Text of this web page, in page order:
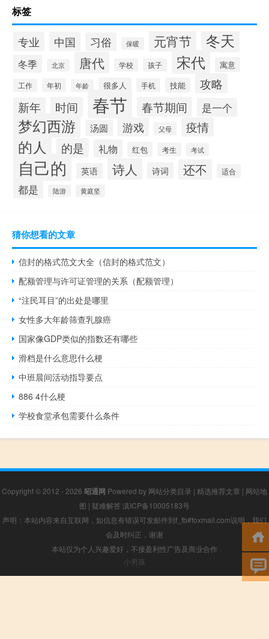
标签
专业 中国 习俗 保暖 元宵节 冬天
冬季 北京 唐代 学校 孩子 宋代 寓意
工作 年初 年龄 很多人 手机 技能 攻略
新年 时间 春节 春节期间 是一个
梦幻西游 汤圆 游戏 父母 疫情
的人 的是 礼物 红包 考生 考试
自己的 英语 诗人 诗词 还不 适合
都是 陆游 黄庭坚
猜你想看的文章
信封的格式范文大全（信封的格式范文）
配额管理与许可证管理的关系（配额管理）
“注民耳目”的出处是哪里
女性多大年龄筛查乳腺癌
国家像GDP类似的指数还有哪些
滑档是什么意思什么梗
中班晨间活动指导要点
886 4什么梗
学校食堂承包需要什么条件
Copyright © 2012 - 2026 昭通网 Powered by 网站分类目录 | 精选推荐文章 | 网站地
图 | 疑难解答 滇ICP备10005183号
声明：本站内容来自互联网，如信息有错误可发邮件到f_fb#foxmail.com说明，我们
会及时纠正，谢谢
本站仅为个人兴趣爱好，不接盈利性广告及商业合作
小男孩